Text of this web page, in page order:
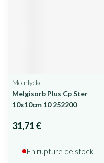
Molnlycke
Melgisorb Plus Cp Ster
10x10cm 10 252200
31,71 €
En rupture de stock